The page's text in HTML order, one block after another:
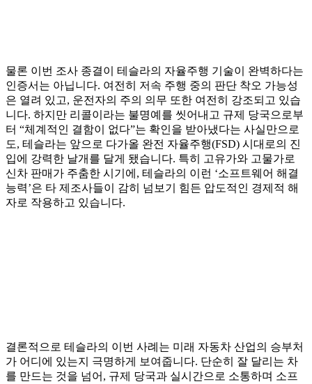
물론 이번 조사 종결이 테슬라의 자율주행 기술이 완벽하다는
인증서는 아닙니다. 여전히 저속 주행 중의 판단 착오 가능성
은 열려 있고, 운전자의 주의 의무 또한 여전히 강조되고 있습
니다. 하지만 리콜이라는 불명예를 씻어내고 규제 당국으로부
터 “체계적인 결함이 없다”는 확인을 받아냈다는 사실만으로
도, 테슬라는 앞으로 다가올 완전 자율주행(FSD) 시대로의 진
입에 강력한 날개를 달게 됐습니다. 특히 고유가와 고물가로
신차 판매가 주춤한 시기에, 테슬라의 이런 ‘소프트웨어 해결
능력’은 타 제조사들이 감히 넘보기 힘든 압도적인 경제적 해
자로 작용하고 있습니다.
결론적으로 테슬라의 이번 사례는 미래 자동차 산업의 승부처
가 어디에 있는지 극명하게 보여줍니다. 단순히 잘 달리는 차
를 만드는 것을 넘어, 규제 당국과 실시간으로 소통하며 소프